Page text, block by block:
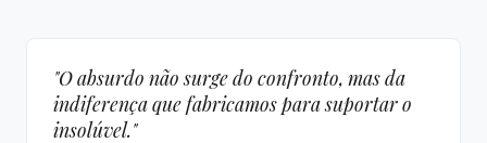
"O absurdo não surge do confronto, mas da
indiferença que fabricamos para suportar o
insolúvel."